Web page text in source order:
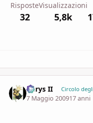
Risposte
32
Visualizzazioni
5,8k
Aerys II Circolo
7 Maggio 200917 anni